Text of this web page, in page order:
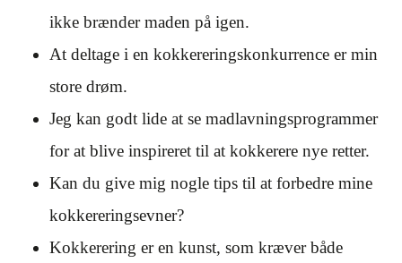
ikke brænder maden på igen.
At deltage i en kokkereringskonkurrence er min
store drøm.
Jeg kan godt lide at se madlavningsprogrammer
for at blive inspireret til at kokkerere nye retter.
Kan du give mig nogle tips til at forbedre mine
kokkereringsevner?
Kokkerering er en kunst, som kræver både